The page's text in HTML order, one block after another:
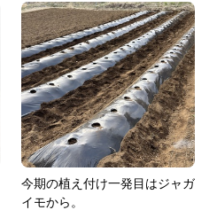
今期の植え付け一発目はジャガ
イモから。